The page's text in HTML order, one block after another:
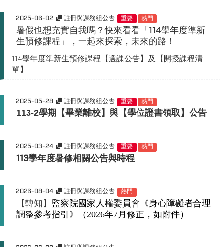
2025-06-02 註冊與課務組公告 重要 熱門
暑假也想充實自我嗎？快來看看「114學年度準新
生預修課程」，一起來探索，未來的路！
114學年度準新生預修課程【選課公告】及【開授課程清
單】
2025-05-28 註冊與課務組公告 重要 熱門
113-2學期【畢業離校】與【學位證書領取】公告
2025-03-24 註冊與課務組公告 重要 熱門
113學年度暑修相關公告與時程
2026-08-04 註冊與課務組公告 熱門
【轉知】
監察院國家人權委員會《身心障礙者合理
調整參考指引》（2026年7月修正，如附件）